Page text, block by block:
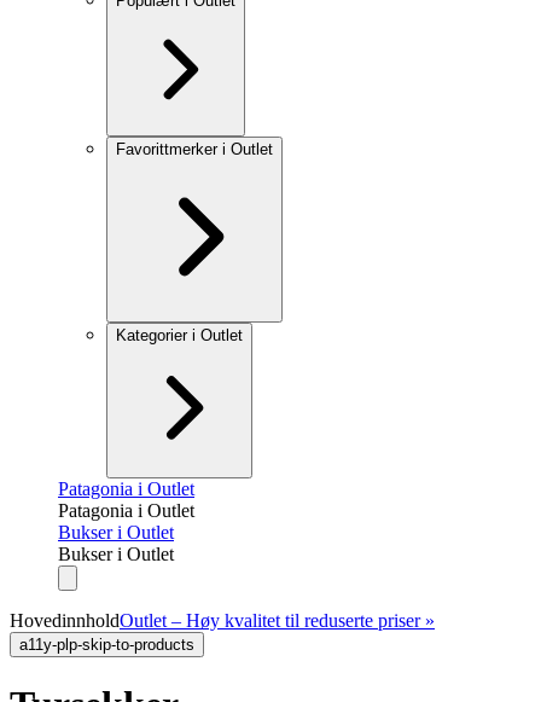
Favorittmerker i Outlet
Kategorier i Outlet
Patagonia i Outlet
Patagonia i Outlet
Bukser i Outlet
Bukser i Outlet
HovedinnholdOutlet – Høy kvalitet til reduserte priser »
a11y-plp-skip-to-products